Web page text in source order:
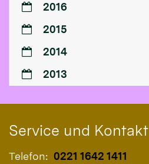
2016
2015
2014
2013
Service und Kontakt
Telefon: 0221 1642 1411